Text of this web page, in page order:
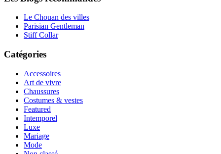
Le Chouan des villes
Parisian Gentleman
Stiff Collar
Catégories
Accessoires
Art de vivre
Chaussures
Costumes & vestes
Featured
Intemporel
Luxe
Mariage
Mode